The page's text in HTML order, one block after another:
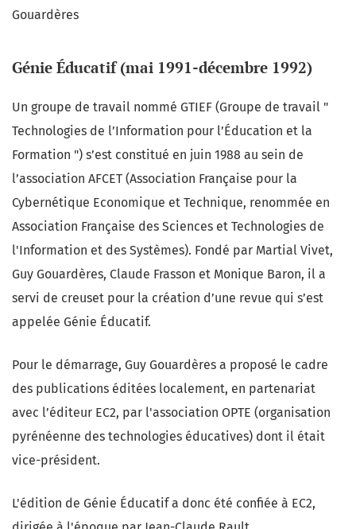
Gouardères
Génie Éducatif (mai 1991-décembre 1992)
Un groupe de travail nommé GTIEF (Groupe de travail "
Technologies de l’Information pour l’Éducation et la
Formation ") s’est constitué en juin 1988 au sein de
l’association AFCET (Association Française pour la
Cybernétique Economique et Technique, renommée en
Association Française des Sciences et Technologies de
l'Information et des Systèmes). Fondé par Martial Vivet,
Guy Gouardères, Claude Frasson et Monique Baron, il a
servi de creuset pour la création d’une revue qui s’est
appelée Génie Éducatif.
Pour le démarrage, Guy Gouardères a proposé le cadre
des publications éditées localement, en partenariat
avec l’éditeur EC2, par l'association OPTE (organisation
pyrénéenne des technologies éducatives) dont il était
vice-président.
L'édition de Génie Éducatif a donc été confiée à EC2,